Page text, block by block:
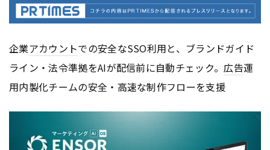
企業アカウントでの安全なSSO利用と、ブランドガイド
ライン・法令準拠をAIが配信前に自動チェック。 広告運
用内製化チームの安全・高速な制作フローを支援